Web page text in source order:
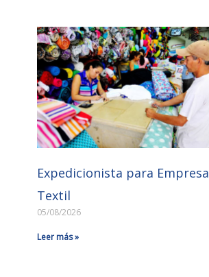
Expedicionista para Empresa
Textil
05/08/2026
Leer más »